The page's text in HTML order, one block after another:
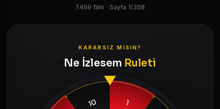
7.499 film · Sayfa 1/358
KARARSIZ MISIN?
Ne İzlesem Ruleti
1
10